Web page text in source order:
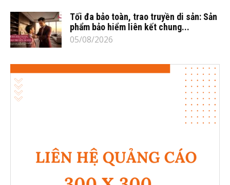
Tối đa bảo toàn, trao truyền di sản: Sản
phẩm bảo hiểm liên kết chung...
05/08/2026